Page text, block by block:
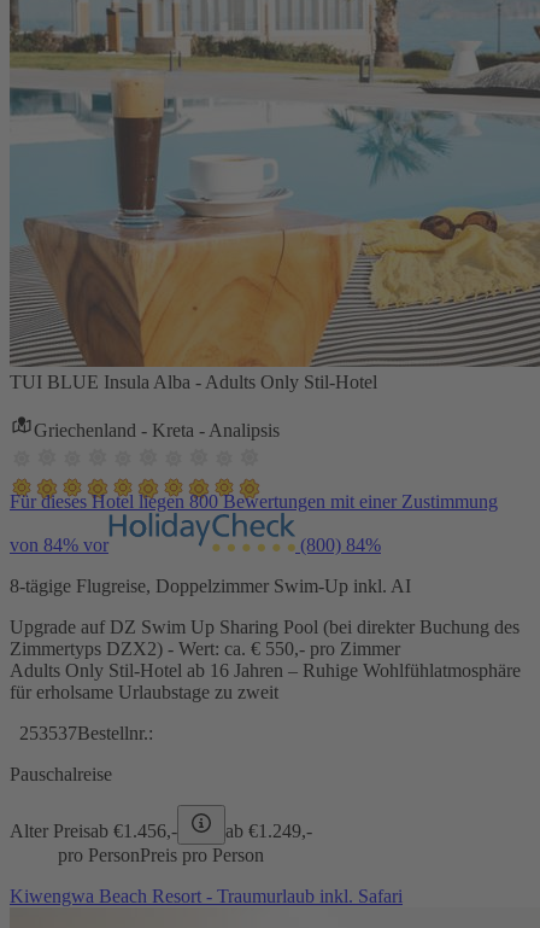
TUI BLUE Insula Alba - Adults Only Stil-Hotel
Griechenland - Kreta - Analipsis
Für dieses Hotel liegen 800 Bewertungen mit einer Zustimmung
von 84% vor (800) 84%
8-tägige Flugreise, Doppelzimmer Swim-Up inkl. AI
Upgrade auf DZ Swim Up Sharing Pool (bei direkter Buchung des
Zimmertyps DZX2) - Wert: ca. € 550,- pro Zimmer
Adults Only Stil-Hotel ab 16 Jahren – Ruhige Wohlfühlatmosphäre
für erholsame Urlaubstage zu zweit
253537Bestellnr.:
Pauschalreise
Alter Preisab €1.456,- ab €1.249,-
pro PersonPreis pro Person
Kiwengwa Beach Resort - Traumurlaub inkl. Safari